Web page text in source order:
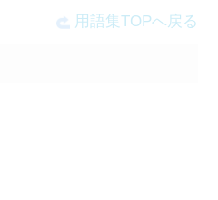
用語集TOPへ戻る